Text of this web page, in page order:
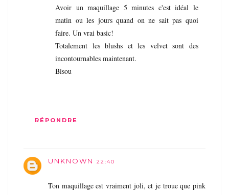
Avoir un maquillage 5 minutes c'est idéal le
matin ou les jours quand on ne sait pas quoi
faire. Un vrai basic!
Totalement les blushs et les velvet sont des
incontournables maintenant.
Bisou
RÉPONDRE
UNKNOWN 22:40
Ton maquillage est vraiment joli, et je troue que pink